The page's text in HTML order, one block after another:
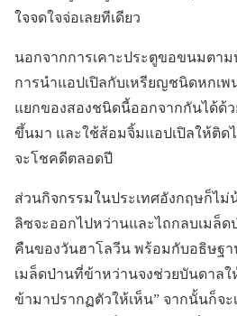
ใจจดใจจ่อเลยทีเดียว
นอกจากการเคาะประตูขอขนมตาม
การนำแอปเปิลกับเหรียญชนิดหกเพ
แยกของสองชนิดนี้ออกจากกันได้ด้
ขึ้นมา และใช้ส้อมจิ้มแอปเปิลให้ติด
จะโชคดีตลอดปี
ส่วนกิจกรรมในประเทศอังกฤษก็ไม่
ลิซจะออกไปหว่านและไถกลบเมล็ด
คืนของวันฮาโลวีน พร้อมกับอธิษฐา
เมล็ดป่านที่ข้าหว่านจงช่วยบันดาล
ข้ามาปรากฏตัวให้เห็น” จากนั้นก็จ